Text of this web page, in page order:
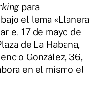
para
el lema «Llanera
el 17 de mayo de
de La Habana,
González, 36,
en el mismo el